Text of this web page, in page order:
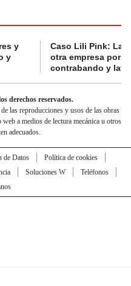
y
y
Caso Lili Pink: La
otra empresa por
contrabando y
derechos reservados.
las reproducciones y usos de las obras
a medios de lectura mecánica u otros
adecuados.
de Datos
Política de cookies
Soluciones W
Teléfonos